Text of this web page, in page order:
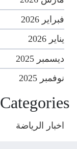
فبراير 2026
يناير 2026
ديسمبر 2025
نوفمبر 2025
Categories
اخبار الرياضة